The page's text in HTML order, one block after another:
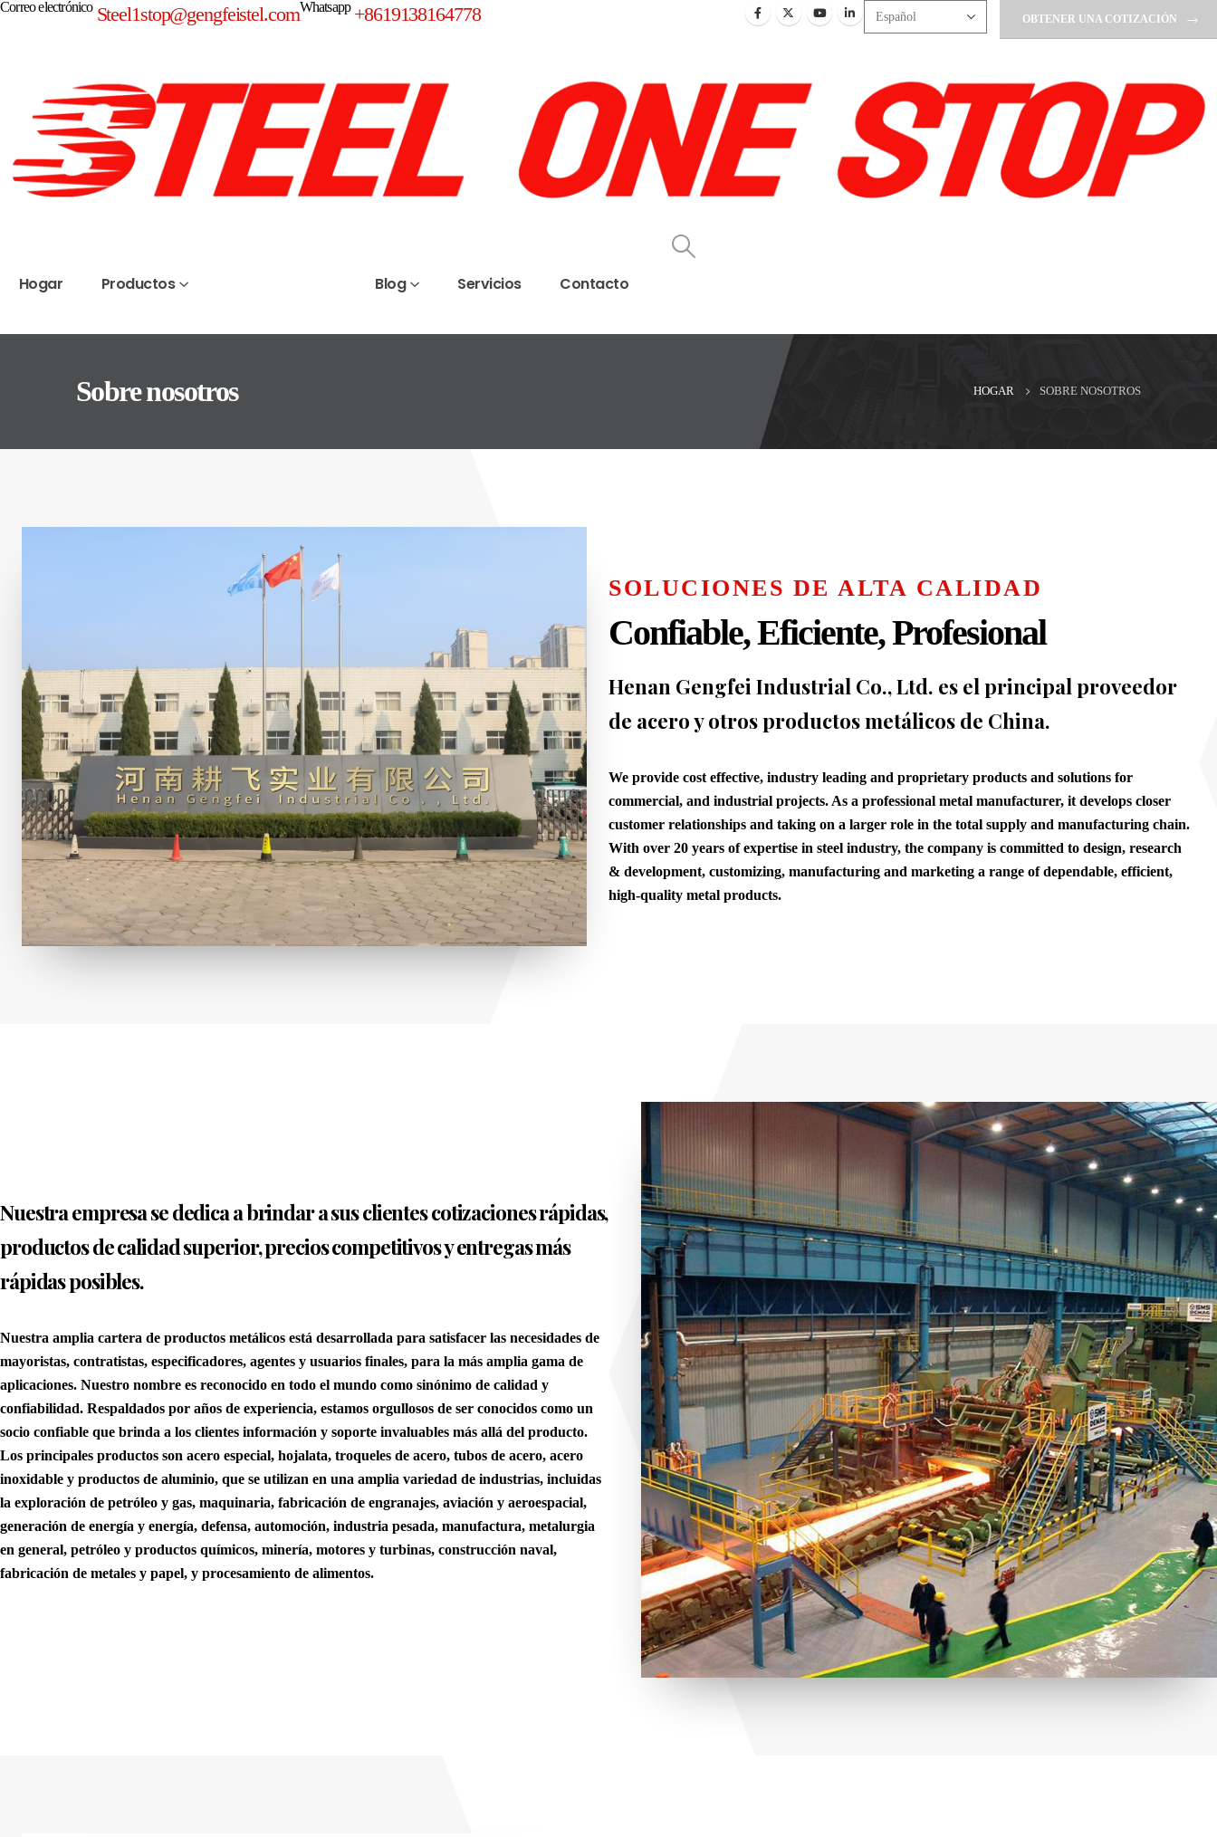
Correo electrónico Steel1stop@gengfeistel.comWhatsapp +8619138164778 OBTENER UNA COTIZACIÓN
Hogar Productos Blog Servicios Contacto
Sobre nosotros HOGAR SOBRE NOSOTROS
SOLUCIONES DE ALTA CALIDAD
Confiable, Eficiente, Profesional
Henan Gengfei Industrial Co., Ltd. es el principal proveedor
de acero y otros productos metálicos de China.
We provide cost effective, industry leading and proprietary products and solutions for
commercial, and industrial projects. As a professional metal manufacturer, it develops closer
customer relationships and taking on a larger role in the total supply and manufacturing chain.
With over 20 years of expertise in steel industry, the company is committed to design, research
& development, customizing, manufacturing and marketing a range of dependable, efficient,
high-quality metal products.
Nuestra empresa se dedica a brindar a sus clientes cotizaciones rápidas,
productos de calidad superior, precios competitivos y entregas más
rápidas posibles.
Nuestra amplia cartera de productos metálicos está desarrollada para satisfacer las necesidades de
mayoristas, contratistas, especificadores, agentes y usuarios finales, para la más amplia gama de
aplicaciones. Nuestro nombre es reconocido en todo el mundo como sinónimo de calidad y
confiabilidad. Respaldados por años de experiencia, estamos orgullosos de ser conocidos como un
socio confiable que brinda a los clientes información y soporte invaluables más allá del producto.
Los principales productos son acero especial, hojalata, troqueles de acero, tubos de acero, acero
inoxidable y productos de aluminio, que se utilizan en una amplia variedad de industrias, incluidas
la exploración de petróleo y gas, maquinaria, fabricación de engranajes, aviación y aeroespacial,
generación de energía y energía, defensa, automoción, industria pesada, manufactura, metalurgia
en general, petróleo y productos químicos, minería, motores y turbinas, construcción naval,
fabricación de metales y papel, y procesamiento de alimentos.